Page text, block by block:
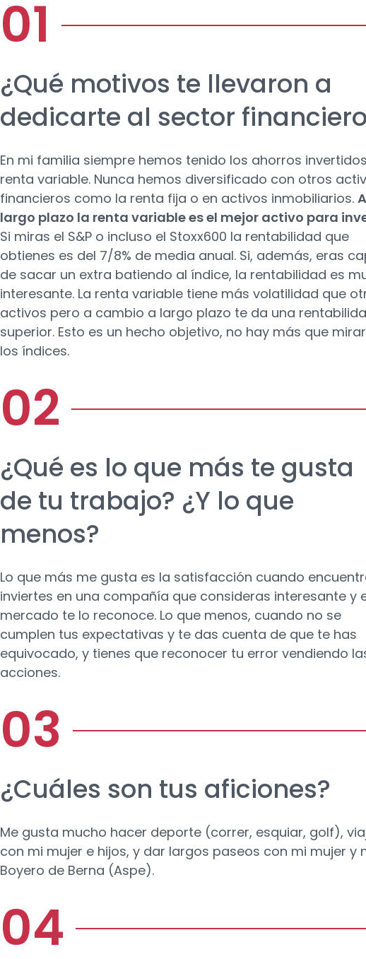
¿Qué motivos te llevaron a
dedicarte al sector
En mi familia siempre hemos tenido los ahorros
renta variable. Nunca hemos diversificado con otros
financieros como la renta fija o en activos inmobiliarios. A
largo plazo la renta variable es el mejor activo para
Si miras el S&P o incluso el Stoxx600 la rentabilidad que
obtienes es del 7/8% de media anual. Si, además, eras
de sacar un extra batiendo al índice, la rentabilidad es
interesante. La renta variable tiene más volatilidad que
activos pero a cambio a largo plazo te da una
superior. Esto es un hecho objetivo, no hay más que
los índices.
¿Qué es lo que más te gusta
de tu trabajo? ¿Y lo que
menos?
Lo que más me gusta es la satisfacción cuando
inviertes en una compañía que consideras interesante y
mercado te lo reconoce. Lo que menos, cuando no se
cumplen tus expectativas y te das cuenta de que te has
equivocado, y tienes que reconocer tu error vendiendo
acciones.
¿Cuáles son tus aficiones?
Me gusta mucho hacer deporte (correr, esquiar, golf),
con mi mujer e hijos, y dar largos paseos con mi mujer y
Boyero de Berna (Aspe).